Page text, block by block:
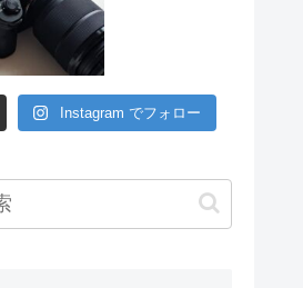
Instagram でフォロー